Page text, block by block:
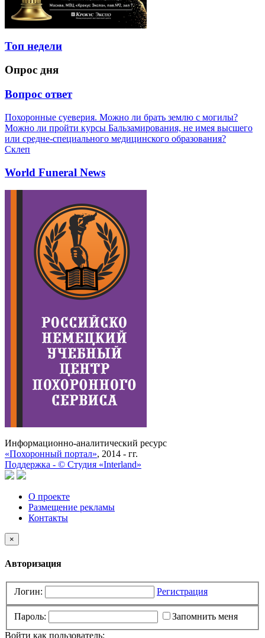
Топ недели
Опрос дня
Вопрос ответ
Похоронные суеверия. Можно ли брать землю с могилы?
Можно ли пройти курсы Бальзамирования, не имея высшего
или средне-специального медицинского образования?
Склеп
World Funeral News
Информационно-аналитический ресурс
«Похоронный портал», 2014 - гг.
Поддержка - © Cтудия «Interland»
О проекте
Размещение рекламы
Контакты
×
Авторизация
Логин: Регистрация
Пароль:
Запомнить меня
Войти как пользователь: